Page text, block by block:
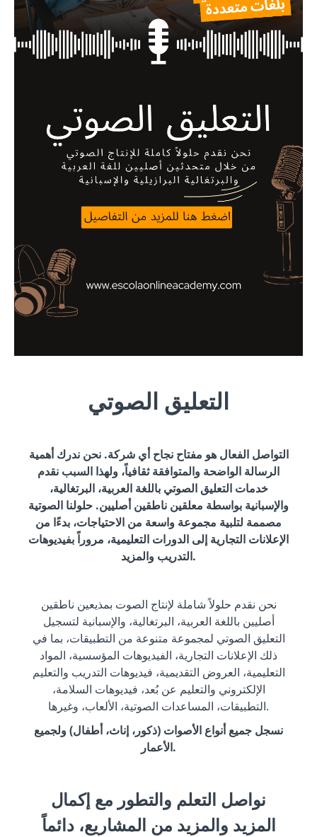
التعليق الصوتي
التواصل الفعال هو مفتاح نجاح أي شركة. نحن ندرك أهمية
الرسالة الواضحة والمتوافقة ثقافياً، ولهذا السبب نقدم
خدمات التعليق الصوتي باللغة العربية، البرتغالية،
والإسبانية بواسطة معلقين ناطقين أصليين. حلولنا الصوتية
مصممة لتلبية مجموعة واسعة من الاحتياجات، بدءًا من
الإعلانات التجارية إلى الدورات التعليمية، مروراً بفيديوهات
التدريب والمزيد.
نحن نقدم حلولاً شاملة لإنتاج الصوت بمذيعين ناطقين
أصليين باللغة العربية، البرتغالية، والإسبانية لتسجيل
التعليق الصوتي لمجموعة متنوعة من التطبيقات، بما في
ذلك الإعلانات التجارية، الفيديوهات المؤسسية، المواد
التعليمية، العروض التقديمية، فيديوهات التدريب والتعليم
الإلكتروني والتعليم عن بُعد، فيديوهات السلامة،
التطبيقات، المساعدات الصوتية، الألعاب، وغيرها.
نسجل جميع أنواع الأصوات (ذكور، إناث، أطفال) ولجميع
الأعمار.
نواصل التعلم والتطور مع إكمال
المزيد والمزيد من المشاريع، دائماً